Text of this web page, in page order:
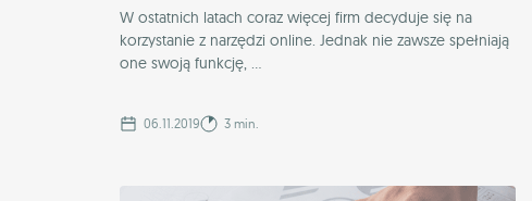
W ostatnich latach coraz więcej firm decyduje się na
korzystanie z narzędzi online. Jednak nie zawsze spełniają
one swoją funkcję, ...
06.11.2019 3 min.